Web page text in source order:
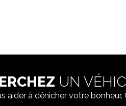
UN
aider à dénicher votre